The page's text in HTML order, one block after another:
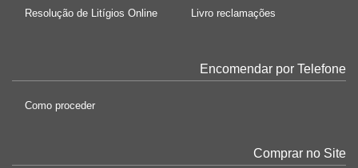
Resolução de Litígios Online Livro reclamações
Encomendar por Telefone
Como proceder
Comprar no Site